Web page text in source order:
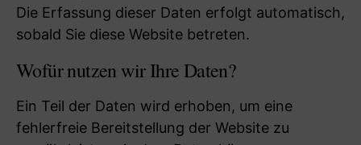
Die Erfassung dieser Daten erfolgt automatisch,
sobald Sie diese Website betreten.
Wofür nutzen wir Ihre Daten?
Ein Teil der Daten wird erhoben, um eine
fehlerfreie Bereitstellung der Website zu